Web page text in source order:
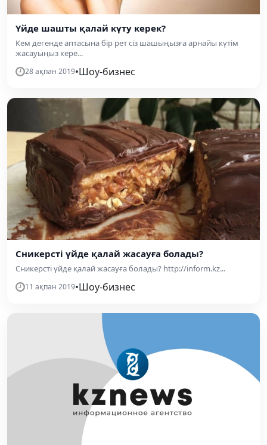
Үйде шашты қалай күту керек?
Кем дегенде аптасына бір рет сіз шашыңызға арнайы күтім
жасауыңыз кере...
28 ақпан 2019•Шоу-бизнес
Сникерсті үйде қалай жасауға болады?
Сникерсті үйде қалай жасауға болады? http://inform.kz...
11 ақпан 2019•Шоу-бизнес